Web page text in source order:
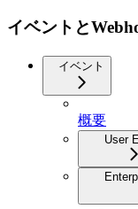
イベントと
イベント
概要
User